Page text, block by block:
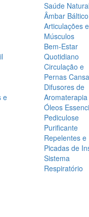
e
Saúde Natural
Âmbar Báltico
Articulações e
Músculos
Bem-Estar
Quotidiano
Circulação e
Pernas
Difusores de
Aromaterapia
Óleos
Pediculose
Purificante
Repelentes e
Picadas de
Sistema
Respiratório